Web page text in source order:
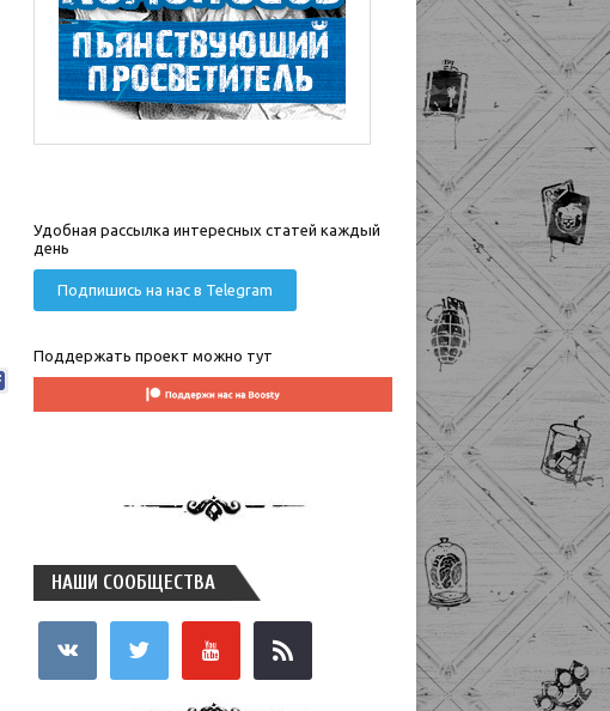
Удобная рассылка интересных статей каждый
день
Подпишись на нас в Telegram
Поддержать проект можно тут
НАШИ СООБЩЕСТВА